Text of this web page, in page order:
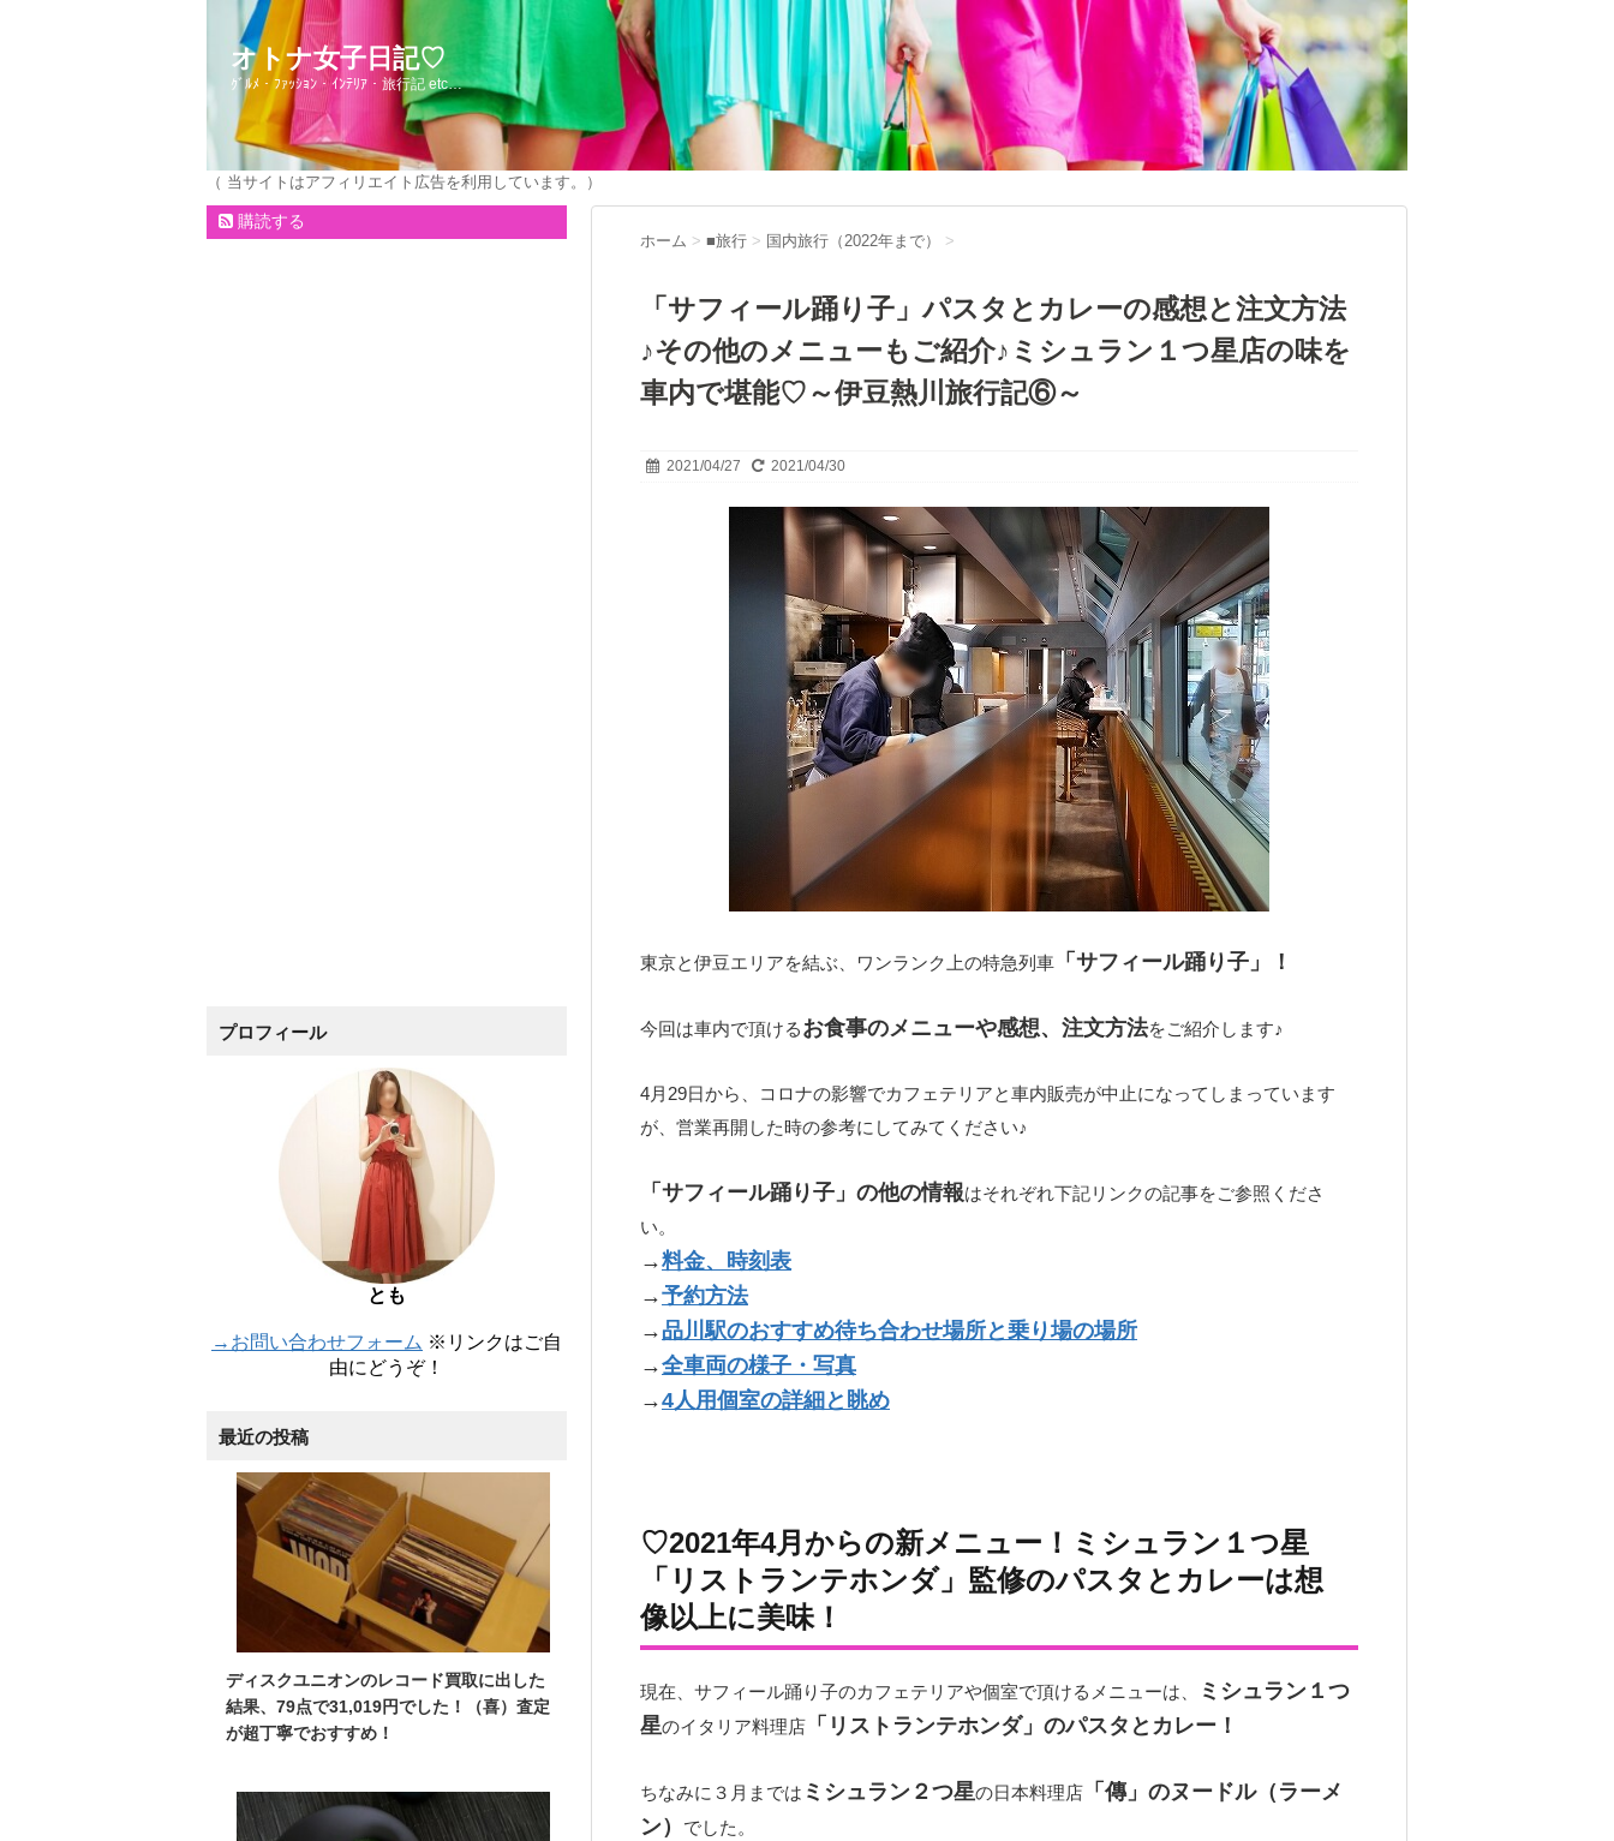
オトナ女子日記♡
ｸﾞﾙﾒ・ﾌｧｯｼｮﾝ・ｲﾝﾃﾘｱ・旅行記 etc…
（ 当サイトはアフィリエイト広告を利用しています。）
ホーム > ■旅行 > 国内旅行（2022年まで） >
「サフィール踊り子」パスタとカレーの感想と注文方法
♪その他のメニューもご紹介♪ミシュラン１つ星店の味を
車内で堪能♡～伊豆熱川旅行記⑥～
2021/04/27 2021/04/30
東京と伊豆エリアを結ぶ、ワンランク上の特急列車 「サフィール踊り子」！
今回は車内で頂けるお食事のメニューや感想、注文方法をご紹介します♪
4月29日から、コロナの影響でカフェテリアと車内販売が中止になってしまっています
が、営業再開した時の参考にしてみてください♪
「サフィール踊り子」の他の情報はそれぞれ下記リンクの記事をご参照くださ
い。
→料金、時刻表
→予約方法
→ 品川駅のおすすめ待ち合わせ場所と乗り場の場所
→全車両の様子・写真
→4人用個室の詳細と眺め
♡2021年4月からの新メニュー！ミシュラン１つ星
「リストランテホンダ」監修のパスタとカレーは想
像以上に美味！
現在、サフィール踊り子のカフェテリアや個室で頂けるメニューは、
ミシュラン１つ
星のイタリア料理店 「リストランテホンダ」のパスタとカレー！
ちなみに３月までは ミシュラン２つ星の日本料理店 「傳」のヌードル（ラーメ
ン）
でした。
購読する
プロフィール
とも
→お問い合わせフォーム ※リンクはご自
由にどうぞ！
最近の投稿
ディスクユニオンのレコード買取に出した
結果、79点で31,019円でした！（喜）査定
が超丁寧でおすすめ！